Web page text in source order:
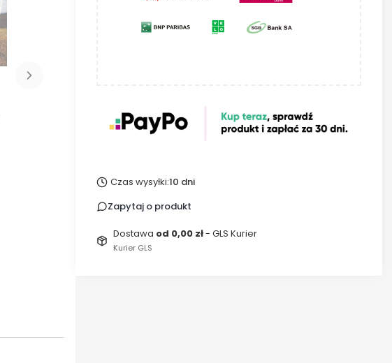
Czas wysyłki:10 dni
Zapytaj o produkt
Dostawa od 0,00 zł- GLS Kurier
Kurier GLS